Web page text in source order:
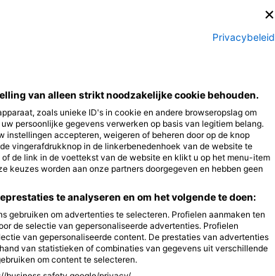
LLC
96915 Santa Rita,
Privacybeleid
van alleen strikt noodzakelijke cookie behouden.
zoals unieke ID's in cookie en andere browseropslag om
persoonlijke gegevens verwerken op basis van legitiem belang.
instellingen accepteren, weigeren of beheren door op de knop
vingerafdrukknop in de linkerbenedenhoek van de website te
de link in de voettekst van de website en klikt u op het menu-item
keuzes worden aan onze partners doorgegeven en hebben geen
te analyseren en om het volgende te doen:
gebruiken om advertenties te selecteren. Profielen aanmaken ten
de selectie van gepersonaliseerde advertenties. Profielen
van gepersonaliseerde content. De prestaties van advertenties
van statistieken of combinaties van gegevens uit verschillende
om content te selecteren.